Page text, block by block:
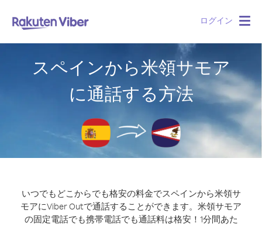
ログイン
スペインから米領サモア
に通話する方法
いつでもどこからでも格安の料金でスペインから米領サ
モアにViber Outで通話することができます。 米領サモア
の固定電話でも携帯電話でも通話料は格安！1分間あた